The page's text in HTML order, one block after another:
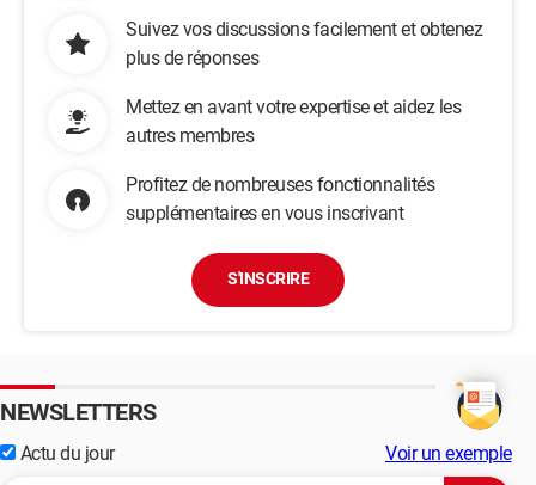
Suivez vos discussions facilement et obtenez
plus de réponses
Mettez en avant votre expertise et aidez les
autres membres
Profitez de nombreuses fonctionnalités
supplémentaires en vous inscrivant
S'INSCRIRE
NEWSLETTERS
Actu du jour Voir un exemple